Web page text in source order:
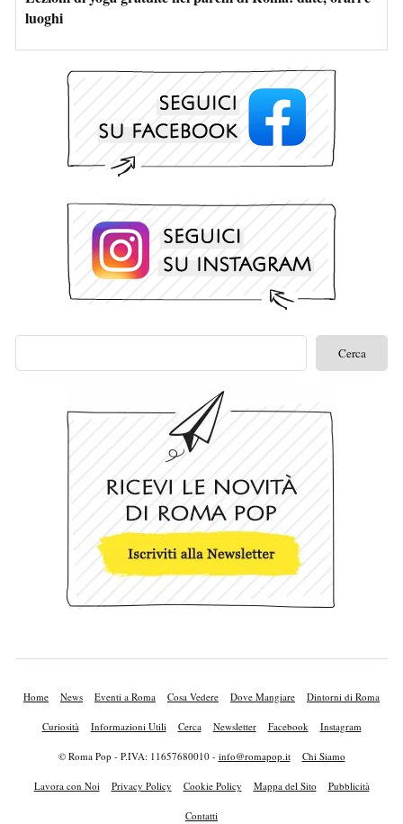
luoghi
Home News Eventi a Roma Cosa Vedere Dove Mangiare Dintorni di Roma
Curiosità Informazioni Utili Cerca Newsletter Facebook Instagram
© Roma Pop - P.IVA: 11657680010 - info@romapop.it Chi Siamo
Lavora con Noi Privacy Policy Cookie Policy Mappa del Sito Pubblicità
Contatti